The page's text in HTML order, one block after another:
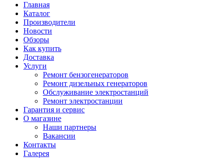
Главная
Каталог
Производители
Новости
Обзоры
Как купить
Доставка
Услуги
Ремонт бензогенераторов
Ремонт дизельных генераторов
Обслуживание электростанций
Ремонт электростанции
Гарантия и сервис
О магазине
Наши партнеры
Вакансии
Контакты
Галерея